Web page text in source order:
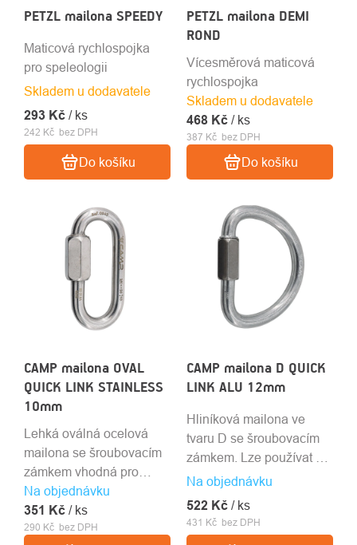
PETZL mailona SPEEDY
Skladem u dodavatele
242 Kč bez DPH
293 Kč / ks
Do košíku
Maticová rychlospojka
pro speleologii
PETZL mailona DEMI
ROND
Skladem u dodavatele
387 Kč bez DPH
468 Kč / ks
Do košíku
Vícesměrová maticová
rychlospojka
CAMP mailona OVAL
QUICK LINK STAINLESS
10mm
Na objednávku
290 Kč bez DPH
351 Kč / ks
Lehká oválná ocelová
mailona se šroubovacím
zámkem vhodná pro
průmyslové lezení. Lze
používat k zajištění osob.
CAMP mailona D QUICK
LINK ALU 12mm
Na objednávku
431 Kč bez DPH
522 Kč / ks
Hliníková mailona ve
tvaru D se šroubovacím
zámkem. Lze používat k
zajištění osob.